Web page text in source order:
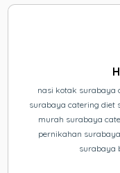
nasi kotak surabaya
surabaya catering diet
murah surabaya
pernikahan
surabaya